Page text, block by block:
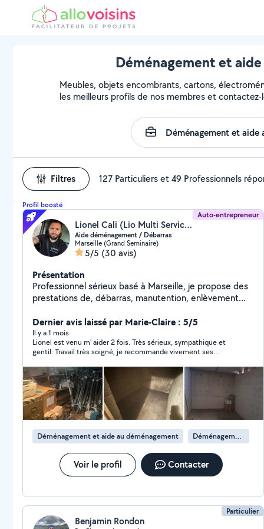
Déménagement et
Meubles, objets encombrants, cartons,
les meilleurs profils de nos membres et contactez-
Filtres 127 Particuliers et 49 Professionnels
Profil boosté
Auto-entrepreneur
Lionel Cali (Lio Multi Services Marseille)
Aide déménagement / Débarras
Marseille (Grand Seminaire)
5/5 (30 avis)
Présentation
Professionnel sérieux basé à Marseille, je propose des
prestations de, débarras, manutention, enlèvement
Marseille et alentours (Bouches-du-Rhône). Service
rapide, soigné et à prix raisonnable, avec devis clair à
l'avance. Petits budgets bienvenus : si vous pouvez
aider à la manutention, je peux proposer des tarifs
encore plus avantageux. Maison, appartement, cave,
garage, vide-grenier, objets HS ou à revaloriser :
chaque demande est étudiée avec sérieux. Contactez-
moi par téléphone ou SMS via l'application pour
échanger simplement sur vos besoins.
Dernier avis laissé par Marie-Claire : 5/5
Il y a 1 mois
Lionel est venu m' aider 2 fois. Très sérieux, sympathique et
gentil. Travail très soigné, je recommande vivement ses
Déménagement et aide au déménagement Déménagement de maison
Voir le profil Contacter
Particulier
Benjamin Rondon